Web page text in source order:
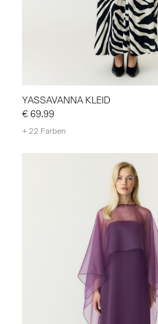
YASSAVANNA KLEID
€ 69,99
+ 22 Farben